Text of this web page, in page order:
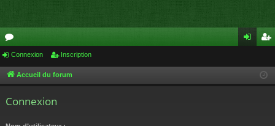
or
u cri
Connexion Inscription
Accueil du forum
Connexion